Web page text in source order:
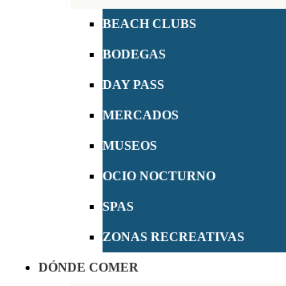
BEACH CLUBS
BODEGAS
DAY PASS
MERCADOS
MUSEOS
OCIO NOCTURNO
SPAS
ZONAS RECREATIVAS
DÓNDE COMER